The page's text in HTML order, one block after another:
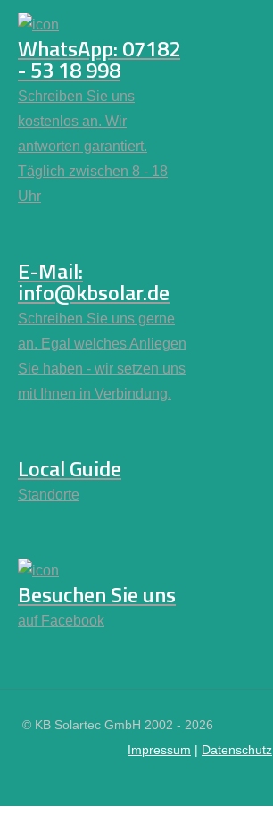
WhatsApp: 07182
- 53 18 998
Schreiben Sie uns
kostenlos an. Wir
antworten garantiert.
Täglich zwischen 8 - 18
Uhr
E-Mail:
info@kbsolar.de
Schreiben Sie uns gerne
an. Egal welches Anliegen
Sie haben - wir setzen uns
mit Ihnen in Verbindung.
Local Guide
Standorte
Besuchen Sie uns
auf Facebook
© KB Solartec GmbH 2002 - 2026
Impressum | Datenschutz